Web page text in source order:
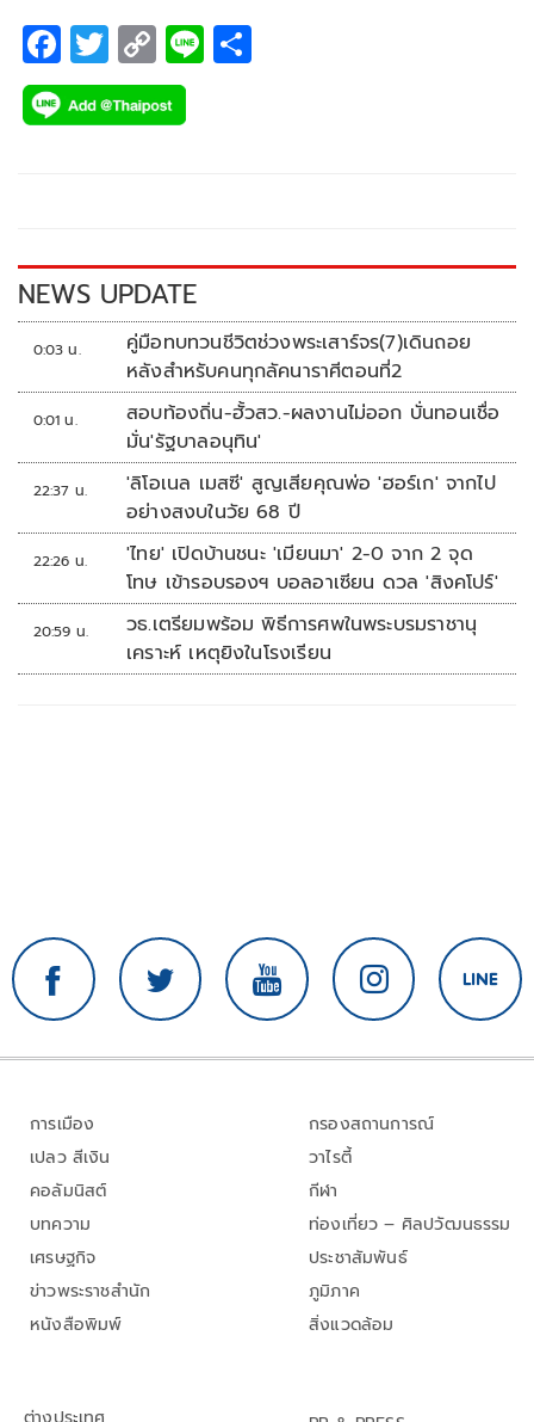
F
ac
e
k
T
wi
tt
C
o
p
k
Li
NEWS UPDATE
0:03 น.
คู่มือทบทวนชีวิตช่วงพระเสาร์จร(7)เดินถอย
หลังสำหรับคนทุกลัคนาราศีตอนที่2
0:01 น.
สอบท้องถิ่น-ฮั้วสว.-ผลงานไม่ออก บั่นทอนเชื่อ
มั่น'รัฐบาลอนุทิน'
22:37 น.
'ลิโอเนล เมสซี' สูญเสียคุณพ่อ 'ฮอร์เก' จากไป
อย่างสงบในวัย 68 ปี
22:26 น.
'ไทย' เปิดบ้านชนะ 'เมียนมา' 2-0 จาก 2 จุด
โทษ เข้ารอบรองฯ บอลอาเซียน ดวล 'สิงคโปร์'
20:59 น.
วธ.เตรียมพร้อม พิธีการศพในพระบรมราชานุ
เคราะห์ เหตุยิงในโรงเรียน
การเมือง
เปลว สีเงิน
คอลัมนิสต์
บทความ
เศรษฐกิจ
ข่าวพระราชสำนัก
หนังสือพิมพ์
กรองสถานการณ์
วาไรตี้
กีฬา
ท่องเที่ยว – ศิลปวัฒนธรรม
ประชาสัมพันธ์
ภูมิภาค
สิ่งแวดล้อม